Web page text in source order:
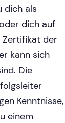
dich als
dich auf
Zertifikat der
kann sich
Die
Kenntnisse,
einem